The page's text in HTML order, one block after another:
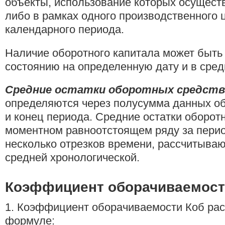
либо в рамках одного производственного
календарного периода.
Наличие оборотного капитала может быть
состоянию на определенную дату и в
Средние остатки оборотных средств
определяются через полусумма данных
и конец периода. Средние остатки
моментном равноотстоящем ряду за
несколько отрезков времени,
средней хронологической.
Коэффициент
1. Коэффициент оборачиваемости Коб
формуле: